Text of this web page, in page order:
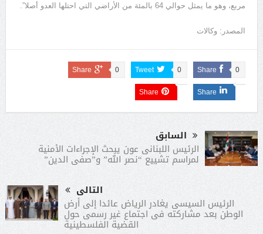
مربع، وهو ما يمثل حوالي 64 بالمئة من الأراضي التي احتلها العدو أصلا”.
المصدر: وكالات
Share 0
Tweet 0
Share 0
Share
Share
السابق
الرئيس اللبنانى عون يبحث الإجراءات الأمنية
لمراسم تشييع “نصر الله” و”صفى الدين”
التالى
الرئيس السيسى يغادر الرياض عائدا إلى أرض
الوطن بعد مشاركته فى اجتماع غير رسمى حول
القضية الفلسطينية